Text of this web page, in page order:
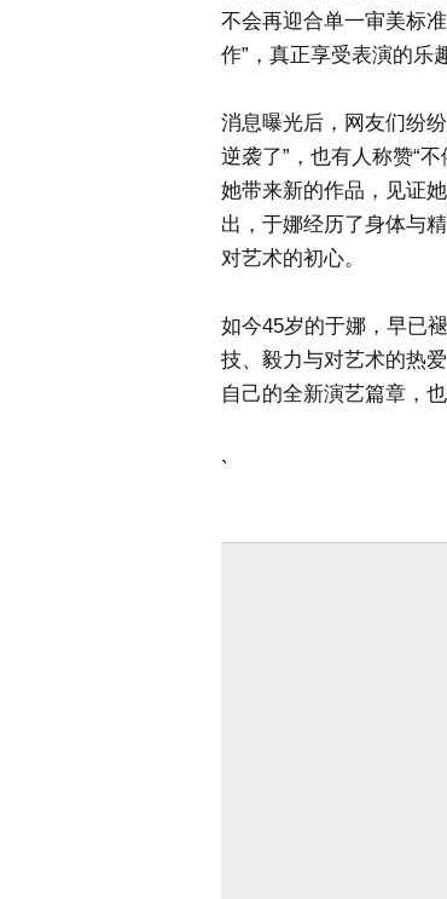
不会再迎合单一审美标
作”，真正享受表演的乐
消息曝光后，网友们纷
逆袭了”，也有人称赞“
她带来新的作品，见证
出，于娜经历了身体与
对艺术的初心。
如今45岁的于娜，早已
技、毅力与对艺术的热
自己的全新演艺篇章，
`